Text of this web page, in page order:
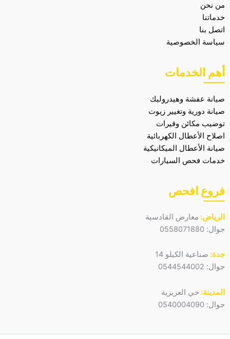
من نحن
خدماتنا
اتصل بنا
سياسة الخصوصية
أهم الخدمات
صيانة عفشة وهيدروليك
صيانة دورية وتغيير زيوت
توضيب مكائن وقيرات
اصلاح الأعطال الكهربائية
صيانة الأعطال الميكانيكية
خدمات فحص السيارات
فروع افحص
الرياض: معارض القادسية
جوال: 0558071880
جدة: صناعية الكيلو 14
جوال: 0544544002
المدينة: حي العزيزية
جوال: 0540004090